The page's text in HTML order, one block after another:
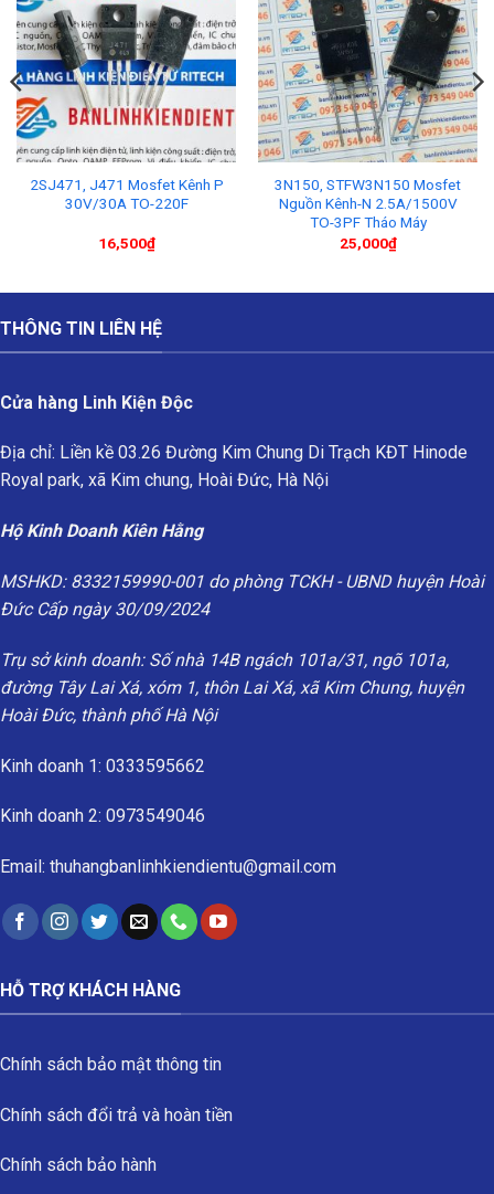
2SJ471, J471 Mosfet Kênh P
30V/30A TO-220F
16,500₫
3N150, STFW3N150 Mosfet
Nguồn Kênh-N 2.5A/1500V
TO-3PF Tháo Máy
25,000₫
THÔNG TIN LIÊN HỆ
Cửa hàng Linh Kiện Độc
Địa chỉ: Liền kề 03.26 Đường Kim Chung Di Trạch KĐT Hinode
Royal park, xã Kim chung, Hoài Đức, Hà Nội
Hộ Kinh Doanh Kiên Hằng
MSHKD: 8332159990-001 do phòng TCKH - UBND huyện Hoài
Đức Cấp ngày 30/09/2024
Trụ sở kinh doanh: Số nhà 14B ngách 101a/31, ngõ 101a,
đường Tây Lai Xá, xóm 1, thôn Lai Xá, xã Kim Chung, huyện
Hoài Đức, thành phố Hà Nội
Kinh doanh 1: 0333595662
Kinh doanh 2: 0973549046
Email: thuhangbanlinhkiendientu@gmail.com
HỖ TRỢ KHÁCH HÀNG
Chính sách bảo mật thông tin
Chính sách đổi trả và hoàn tiền
Chính sách bảo hành